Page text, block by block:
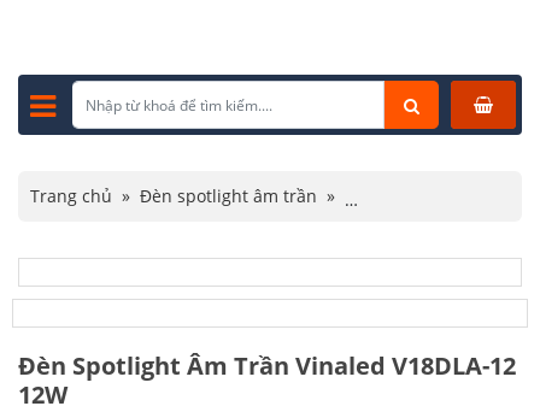
Trang chủ » Đèn spotlight âm trần »
Đèn Spotlight Âm Trần Vinaled V18DLA-12 12W
Đèn Spotlight Âm Trần Vinaled V18DLA-12
12W